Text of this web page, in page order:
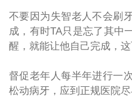
不要因为失智老人不会刷
成，有时TA只是忘了其中
醒，就能让他自己完成，
督促老年人每半年进行一
松动病牙，应到正规医院尽